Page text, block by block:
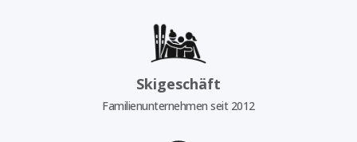
Skigeschäft
Familienunternehmen seit 2012